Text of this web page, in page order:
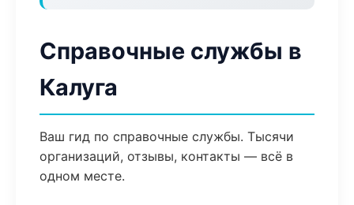
Справочные службы в
Калуга
Ваш гид по справочные службы. Тысячи
организаций, отзывы, контакты — всё в
одном месте.